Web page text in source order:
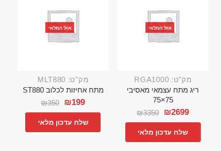
אזל המלאי
מק"ט: RGA1000
ריג מתח עצמאי מאסיבי
75×75
₪3350 ₪2699
שלח עדכון מלאי
אזל המלאי
מק"ט: MLT880
מתח אחיזות לכלוב ST880
₪350 ₪199
שלח עדכון מלאי